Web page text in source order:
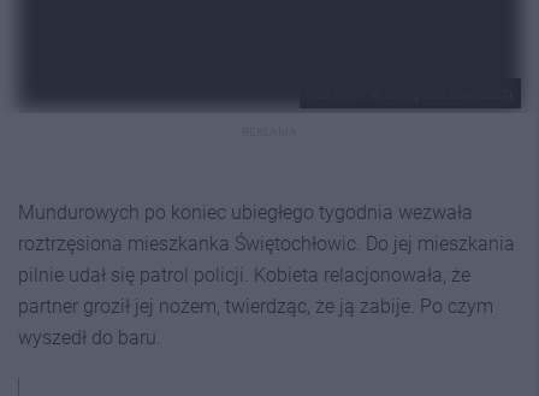
Mundurowych po koniec ubiegłego tygodnia wezwała
roztrzęsiona mieszkanka Świętochłowic. Do jej mieszkania
pilnie udał się patrol policji. Kobieta relacjonowała, że
partner groził jej nożem, twierdząc, że ją zabije. Po czym
wyszedł do baru.